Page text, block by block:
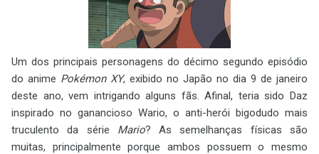
Um dos principais personagens do décimo segundo episódio
do anime Pokémon XY, exibido no Japão no dia 9 de janeiro
deste ano, vem intrigando alguns fãs. Afinal, teria sido Daz
inspirado no ganancioso Wario, o anti-herói bigodudo mais
truculento da série Mario? As semelhanças físicas são
muitas, principalmente porque ambos possuem o mesmo